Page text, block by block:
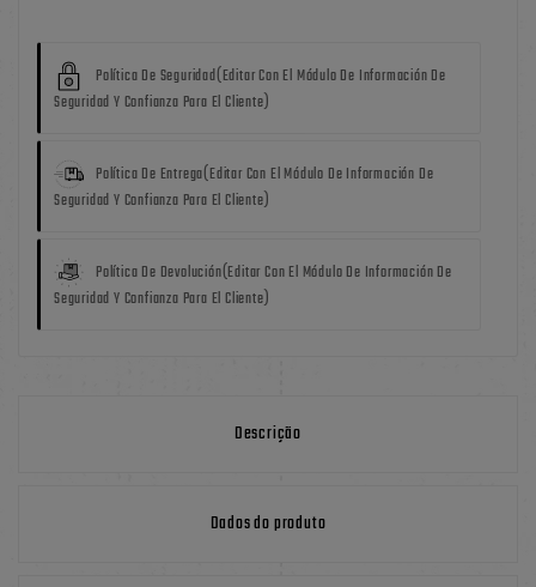
Política De Seguridad(editar Con El Módulo De Información De
Seguridad Y Confianza Para El Cliente)
Política De Entrega(editar Con El Módulo De Información De
Seguridad Y Confianza Para El Cliente)
Política De Devolución(editar Con El Módulo De Información De
Seguridad Y Confianza Para El Cliente)
Descrição
Dados do produto